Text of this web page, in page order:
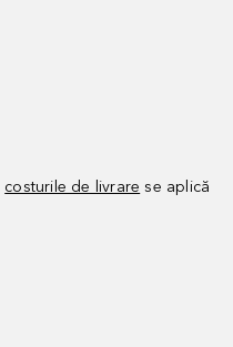
costurile de livrare se aplică